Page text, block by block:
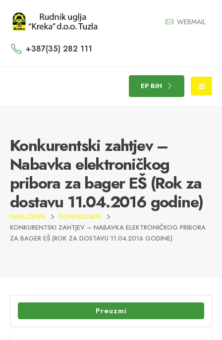
WEBMAIL
+387(35) 282 111
EP BIH
Konkurentski zahtjev –
Nabavka elektroničkog
pribora za bager EŠ (Rok za
dostavu 11.04.2016 godine)
NASLOVNA
DOWNLOADS
KONKURENTSKI ZAHTJEV – NABAVKA ELEKTRONIČKOG PRIBORA
ZA BAGER EŠ (ROK ZA DOSTAVU 11.04.2016 GODINE)
Preuzmi